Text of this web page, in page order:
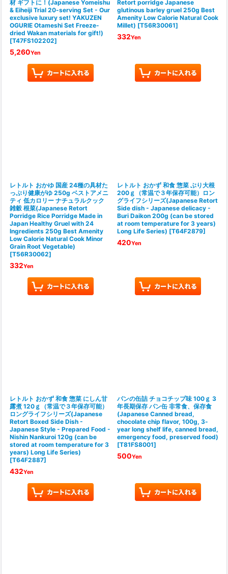
材 ギフトに！(Japanese Yomeishu
& Eiheiji Trial 20-serving Set - Our
exclusive luxury set! YAKUZEN
OGURIE Otameshi Set Freeze-
dried Wakan materials for gift!)
[T47FS102202]
5,260Yen
Retort porridge Japanese
glutinous barley gruel 250g Best
Amenity Low Calorie Natural Cook
Millet) [T56R30061]
332Yen
レトルト おかゆ 国産 24種の具材た
っぷり健康がゆ 250g ベストアメニ
ティ 低カロリー ナチュラルクック
雑穀 根菜(Japanese Retort
Porridge Rice Porridge Made in
Japan Healthy Gruel with 24
Ingredients 250g Best Amenity
Low Calorie Natural Cook Minor
Grain Root Vegetable)
[T56R30062]
332Yen
レトルト おかず 和食 惣菜 ぶり大根
200ｇ（常温で３年保存可能）ロン
グライフシリーズ(Japanese Retort
Side dish - Japanese delicacy -
Buri Daikon 200g (can be stored
at room temperature for 3 years)
Long Life Series) [T64F2879]
420Yen
レトルト おかず 和食 惣菜 にしん甘
露煮 120ｇ（常温で３年保存可能）
ロングライフシリーズ(Japanese
Retort Boxed Side Dish -
Japanese Style - Prepared Food -
Nishin Nankuroi 120g (can be
stored at room temperature for 3
years) Long Life Series)
[T64F2887]
432Yen
パンの缶詰 チョコチップ味 100ｇ 3
年長期保存 パン缶 非常食、保存食
(Japanese Canned bread,
chocolate chip flavor, 100g, 3-
year long shelf life, canned bread,
emergency food, preserved food)
[T81FS8001]
500Yen